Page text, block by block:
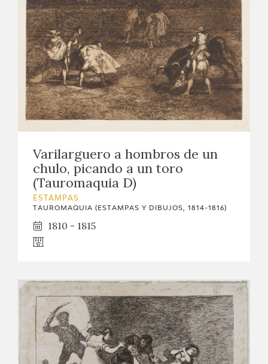
Varilarguero a hombros de un
chulo, picando a un toro
(Tauromaquia D)
ESTAMPAS
TAUROMAQUIA (ESTAMPAS Y DIBUJOS, 1814-1816)
1810 - 1815